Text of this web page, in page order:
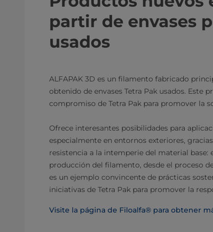
partir de envases
usados
ALFAPAK 3D es un filamento fabricado
obtenido de envases Tetra Pak usados. Este
compromiso de Tetra Pak para promover la
Ofrece interesantes posibilidades para
especialmente en entornos exteriores,
resistencia a la intemperie del material base:
producción del filamento, desde el proceso
es un ejemplo convincente de prácticas
iniciativas de Tetra Pak para promover la
Visite la página de Filoalfa® para obtener